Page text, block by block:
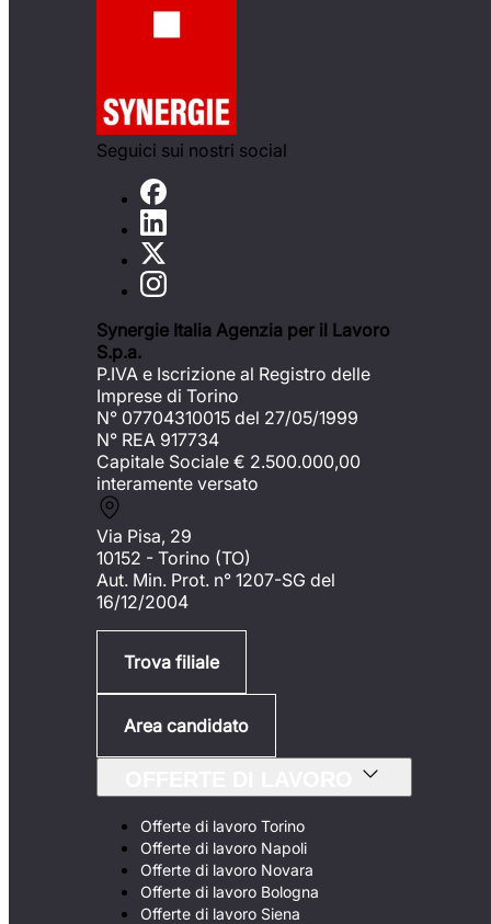
Seguici sui nostri social
Synergie Italia Agenzia per il Lavoro
S.p.a.
P.IVA e Iscrizione al Registro delle
Imprese di Torino
N° 07704310015 del 27/05/1999
N° REA 917734
Capitale Sociale € 2.500.000,00
interamente versato
Via Pisa, 29
10152 - Torino (TO)
Aut. Min. Prot. n° 1207-SG del
16/12/2004
Trova filiale
Area candidato
Offerte di lavoro Torino
Offerte di lavoro Napoli
Offerte di lavoro Novara
Offerte di lavoro Bologna
Offerte di lavoro Siena